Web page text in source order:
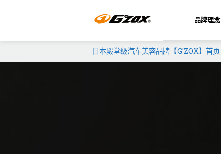
品牌理念
日本殿堂级汽车美容品牌【G'ZOX】首页